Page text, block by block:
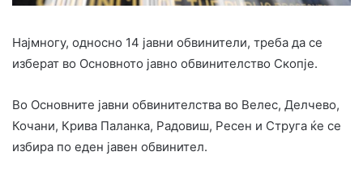
Најмногу, односно 14 јавни обвинители, треба да се
изберат во Основното јавно обвинителство Скопје.
Во Основните јавни обвинителства во Велес, Делчево,
Кочани, Крива Паланка, Радовиш, Ресен и Струга ќе се
избира по еден јавен обвинител.